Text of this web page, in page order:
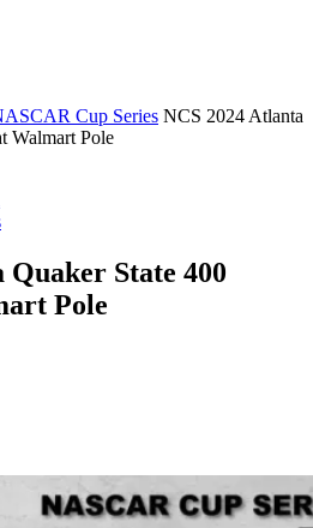
Cup Series NCS 2024 Atlanta
Walmart Pole
Quaker State 400
Pole